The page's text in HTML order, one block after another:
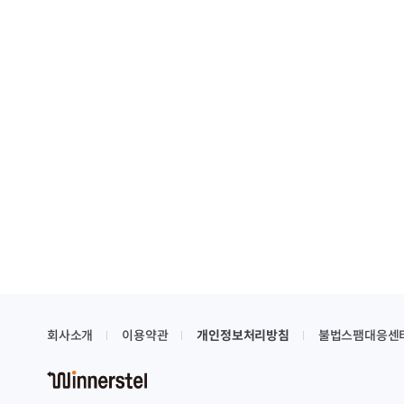
회사소개 이용약관 개인정보처리방침 불법스팸대응센